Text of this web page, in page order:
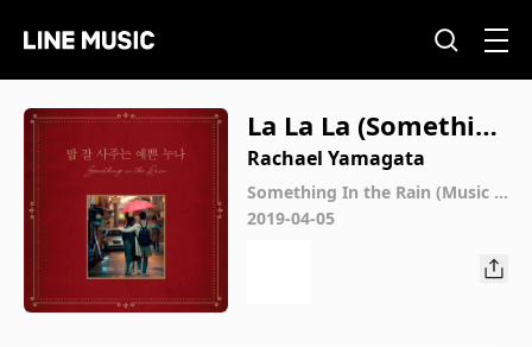
La La La (Something
In the Rain, Pt. 2 (M
usic from the Origi
nal TV Series))
Rachael Yamagata
Something In the Rain (Music fr
om the Original TV Series)
2019-04-05